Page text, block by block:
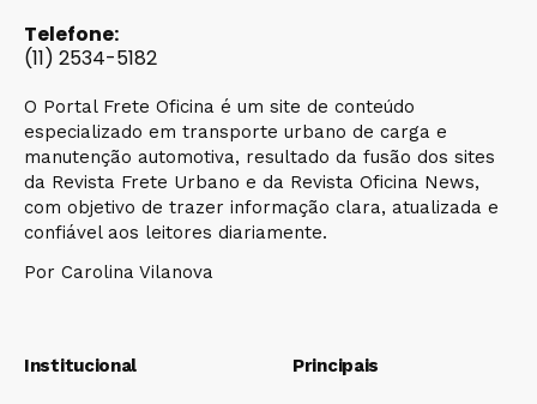
Telefone:
(11) 2534-5182
O Portal Frete Oficina é um site de conteúdo
especializado em transporte urbano de carga e
manutenção automotiva, resultado da fusão dos sites
da Revista Frete Urbano e da Revista Oficina News,
com objetivo de trazer informação clara, atualizada e
confiável aos leitores diariamente.
Por Carolina Vilanova
Institucional Principais